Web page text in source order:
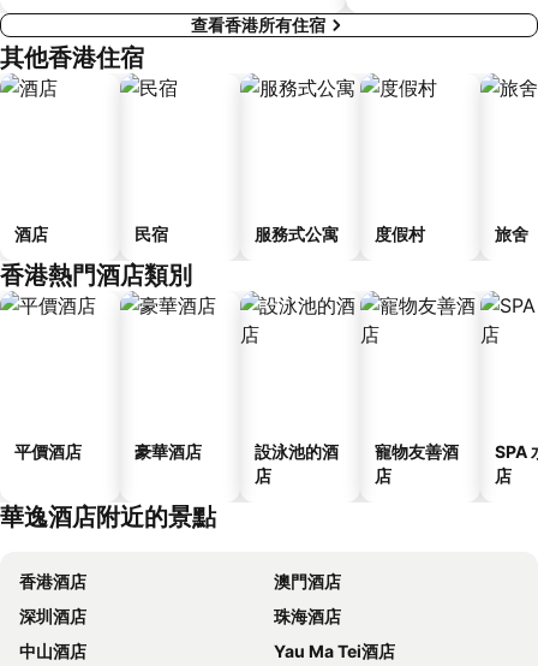
查看香港所有住宿
其他香港住宿
酒店 民宿 服務式公寓 度假村 旅舍
香港熱門酒店類別
平價酒店 豪華酒店
設泳池的酒
店
寵物友善酒
店
SPA
店
華逸酒店附近的景點
香港酒店
澳門酒店
深圳酒店
珠海酒店
中山酒店
Yau Ma Tei酒店